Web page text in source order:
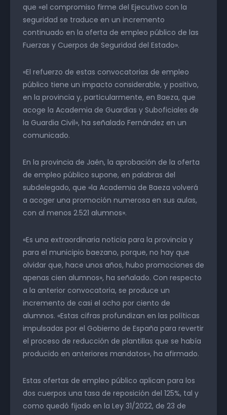
que «el compromiso firme del Ejecutivo con la
seguridad se traduce en un incremento
continuado en la oferta de empleo público de las
Fuerzas y Cuerpos de Seguridad del Estado».
«El refuerzo de estas convocatorias de empleo
público tiene un impacto considerable, y positivo,
en la provincia y, particularmente, en Baeza, que
acoge la Academia de Guardias y Suboficiales de
la Guardia Civil», ha señalado Fernández en un
comunicado.
En la provincia de Jaén, la aprobación de la oferta
de empleo público supone, en palabras del
subdelegado, que «la Academia de Baeza volverá
a acoger una promoción numerosa en sus aulas,
con al menos 2.521 alumnos».
«Es una extraordinaria noticia para la provincia y
para el municipio baezano, porque, no hay que
olvidar que, hace unos años, hubo promociones de
apenas cien alumnos», ha señalado. Con respecto
a la anterior convocatoria, se produce un
incremento de casi el ocho por ciento de
alumnos. «Estas cifras profundizan en las políticas
impulsadas por el Gobierno de España para revertir
el proceso de reducción de plantillas que se había
producido en anteriores mandatos», ha afirmado.
Estas ofertas de empleo público aplican para los
dos cuerpos una tasa de reposición del 125%, tal y
como quedó fijado en la Ley 31/2022, de 23 de